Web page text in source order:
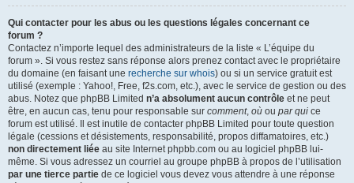
Qui contacter pour les abus ou les questions légales concernant ce
forum ?
Contactez n’importe lequel des administrateurs de la liste « L’équipe du
forum ». Si vous restez sans réponse alors prenez contact avec le propriétaire
du domaine (en faisant une recherche sur whois) ou si un service gratuit est
utilisé (exemple : Yahoo!, Free, f2s.com, etc.), avec le service de gestion ou des
abus. Notez que phpBB Limited n’a absolument aucun contrôle et ne peut
être, en aucun cas, tenu pour responsable sur comment, où ou par qui ce
forum est utilisé. Il est inutile de contacter phpBB Limited pour toute question
légale (cessions et désistements, responsabilité, propos diffamatoires, etc.)
non directement liée au site Internet phpbb.com ou au logiciel phpBB lui-
même. Si vous adressez un courriel au groupe phpBB à propos de l’utilisation
par une tierce partie de ce logiciel vous devez vous attendre à une réponse